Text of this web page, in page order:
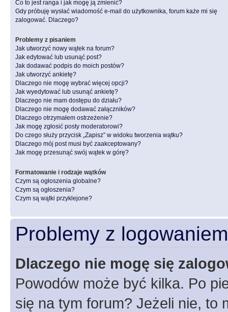
Co to jest ranga i jak mogę ją zmienić?
Gdy próbuję wysłać wiadomość e-mail do użytkownika, forum każe mi się
zalogować. Dlaczego?
Problemy z pisaniem
Jak utworzyć nowy wątek na forum?
Jak edytować lub usunąć post?
Jak dodawać podpis do moich postów?
Jak utworzyć ankietę?
Dlaczego nie mogę wybrać więcej opcji?
Jak wyedytować lub usunąć ankietę?
Dlaczego nie mam dostępu do działu?
Dlaczego nie mogę dodawać załączników?
Dlaczego otrzymałem ostrzeżenie?
Jak mogę zgłosić posty moderatorowi?
Do czego służy przycisk „Zapisz” w widoku tworzenia wątku?
Dlaczego mój post musi być zaakceptowany?
Jak mogę przesunąć swój wątek w górę?
Formatowanie i rodzaje wątków
Czym są ogłoszenia globalne?
Czym są ogłoszenia?
Czym są wątki przyklejone?
Problemy z
Dlaczego nie mogę się
Powodów może być kilka. Po
się na tym forum? Jeżeli nie, to